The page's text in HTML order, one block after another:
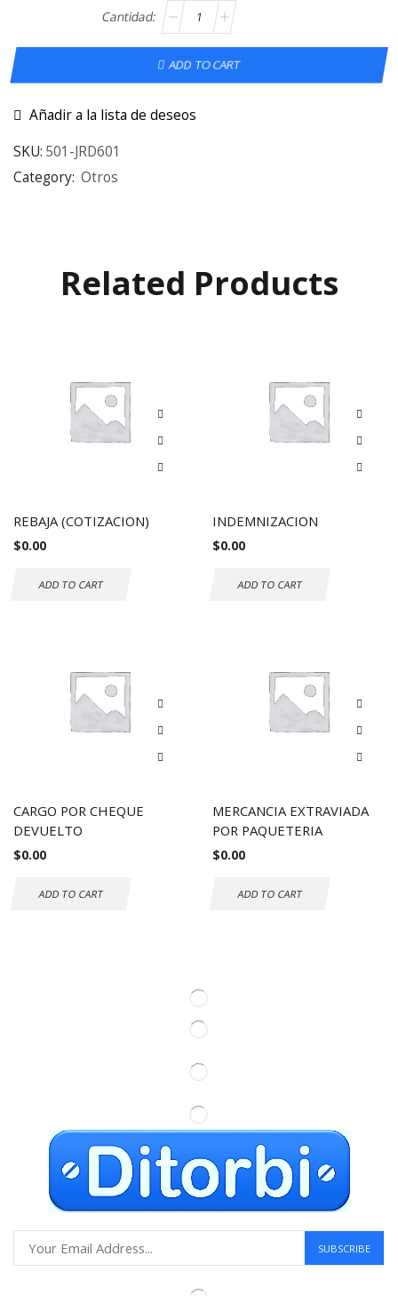
ADD TO CART
Añadir a la lista de deseos
SKU: 501-JRD601
Category: Otros
Related Products
REBAJA (COTIZACION)
$0.00
ADD TO CART
INDEMNIZACION
$0.00
ADD TO CART
CARGO POR CHEQUE
DEVUELTO
$0.00
ADD TO CART
MERCANCIA EXTRAVIADA
POR PAQUETERIA
$0.00
ADD TO CART